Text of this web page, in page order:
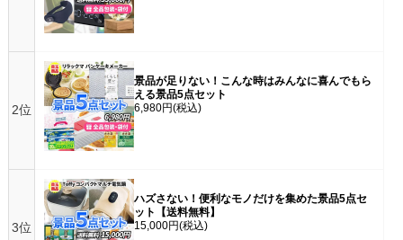
2位
景品が足りない！こんな時はみんなに喜んでもら
える景品5点セット
6,980円(税込)
3位
ハズさない！便利なモノだけを集めた景品5点セ
ット【送料無料】
15,000円(税込)